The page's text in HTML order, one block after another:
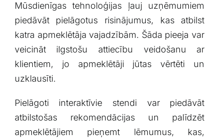
Mūsdienīgas tehnoloģijas ļauj uzņēmumiem
piedāvāt pielāgotus risinājumus, ​kas atbilst
katra apmeklētāja vajadzībām. Šāda pieeja var
veicināt ilgstošu attiecību veidošanu ar
klientiem, jo apmeklētāji jūtas vērtēti un
uzklausīti.
Pielāgoti interaktīvie stendi var piedāvāt
atbilstošas rekomendācijas un palīdzēt
apmeklētājiem pieņemt lēmumus, kas,